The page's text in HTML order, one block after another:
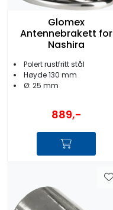
Glomex
Antennebrakett for
Nashira
Polert rustfritt stål
Høyde 130 mm
Ø: 25 mm
889,-